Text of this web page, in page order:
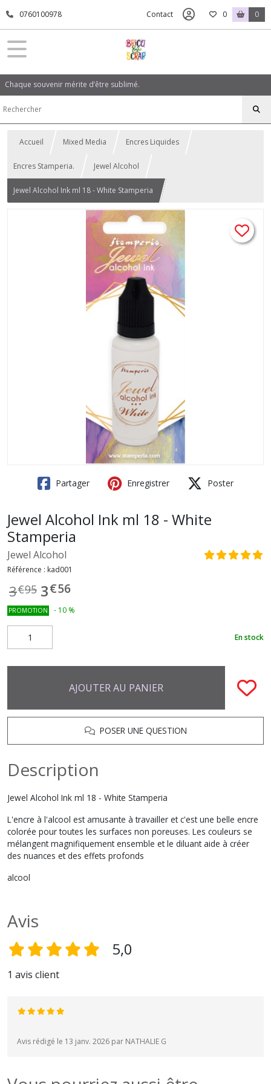
0760100978 Contact 0 0
Chaque souvenir mérite d’être sublimé.
Accueil Mixed Media Encres Liquides
Encres Stamperia. Jewel Alcohol
Jewel Alcohol Ink ml 18 - White Stamperia
Partager Enregistrer Poster
Jewel Alcohol Ink ml 18 - White
Stamperia
Jewel Alcohol
Référence : kad001
3€95 3€56
PROMOTION - 10 %
En stock
AJOUTER AU PANIER
POSER UNE QUESTION
Description
Jewel Alcohol Ink ml 18 - White Stamperia
L'encre à l'alcool est amusante à travailler et c'est une belle encre
colorée pour toutes les surfaces non poreuses. Les couleurs se
mélangent magnifiquement ensemble et le diluant aide à créer
des nuances et des effets profonds
alcool
Avis
5,0
1 avis client
Avis rédigé le 13 janv. 2026 par NATHALIE G